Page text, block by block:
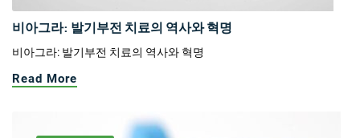
비아그라: 발기부전 치료의 역사와 혁명
비아그라: 발기부전 치료의 역사와 혁명
Read More